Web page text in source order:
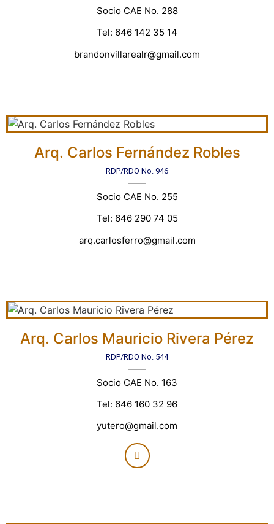
Socio CAE No. 288
Tel: 646 142 35 14
brandonvillarealr@gmail.com
Arq. Carlos Fernández Robles
RDP/RDO No. 946
Socio CAE No. 255
Tel: 646 290 74 05
arq.carlosferro@gmail.com
Arq. Carlos Mauricio Rivera Pérez
RDP/RDO No. 544
Socio CAE No. 163
Tel: 646 160 32 96
yutero@gmail.com